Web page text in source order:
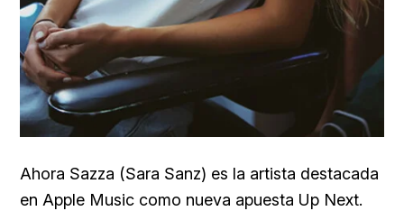
Ahora Sazza (Sara Sanz) es la artista destacada
en Apple Music como nueva apuesta Up Next.